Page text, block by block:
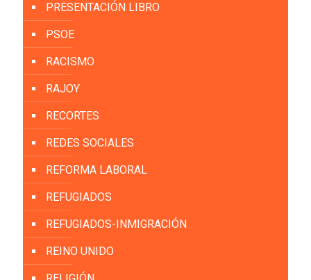
PRESENTACIÓN LIBRO
PSOE
RACISMO
RAJOY
RECORTES
REDES SOCIALES
REFORMA LABORAL
REFUGIADOS
REFUGIADOS-INMIGRACIÓN
REINO UNIDO